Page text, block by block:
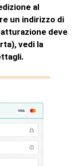
al
un indirizzo di
deve
vedi la